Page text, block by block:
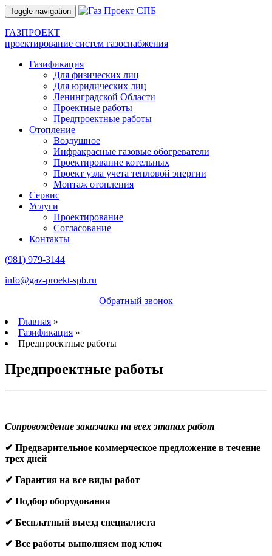
Toggle navigation
ГАЗПРОЕКТ
проектирование систем газоснабжения
Газификация
Для физических лиц
Для юридических лиц
Ленинградской Области
Проектные работы
Предпроектные работы
Отопление
Воздушное
Инфракрасные газовые обогреватели
Проектирование котельных
Проект узла учета тепловой энергии
Монтаж отопления
Сервис
Услуги
Проектирование
Согласование
Контакты
(981) 979-3144
info@gaz-proekt-spb.ru
Обратный звонок
Главная »
Газификация »
Предпроектные работы
Предпроектные работы
Сопровождение заказчика на всех этапах работ
✔ Предварительное коммерческое предложение в течение
трех дней
✔ Гарантия на все виды работ
✔ Подбор оборудования
✔ Бесплатный выезд специалиста
✔ Все работы выполняем под ключ